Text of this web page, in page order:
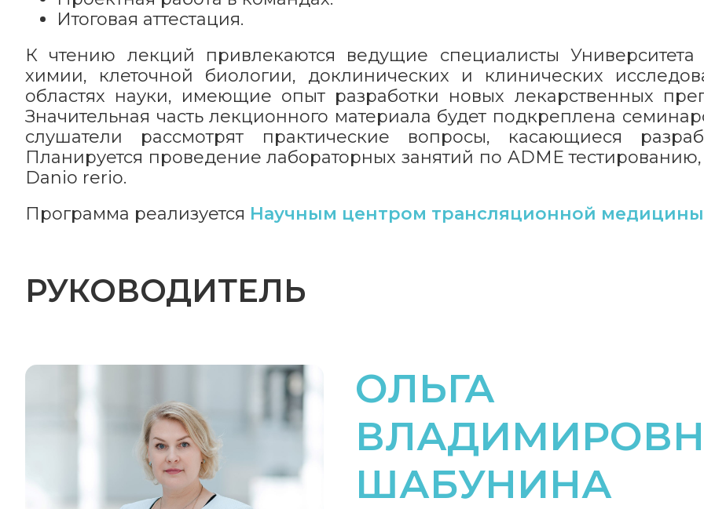
Итоговая аттестация.
К чтению лекций привлекаются ведущие специалисты
химии, клеточной биологии, доклинических и клинических
областях науки, имеющие опыт разработки новых лекарственных
Значительная часть лекционного материала будет подкреплена
слушатели рассмотрят практические вопросы, касающиеся
Планируется проведение лабораторных занятий по ADME
Danio rerio.
Программа реализуется Научным центром трансляционной медицины
РУКОВОДИТЕЛЬ
ОЛЬГА
ШАБУНИНА